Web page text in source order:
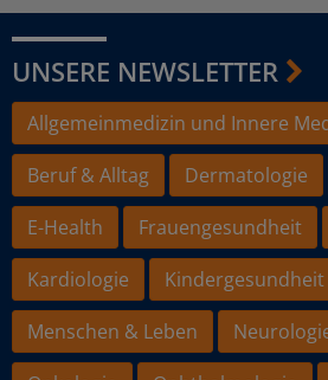
UNSERE NEWSLETTER
Allgemeinmedizin und Innere
Beruf & Alltag
Dermatologie
E-Health
Frauengesundheit
Kardiologie
Kindergesundheit
Menschen & Leben